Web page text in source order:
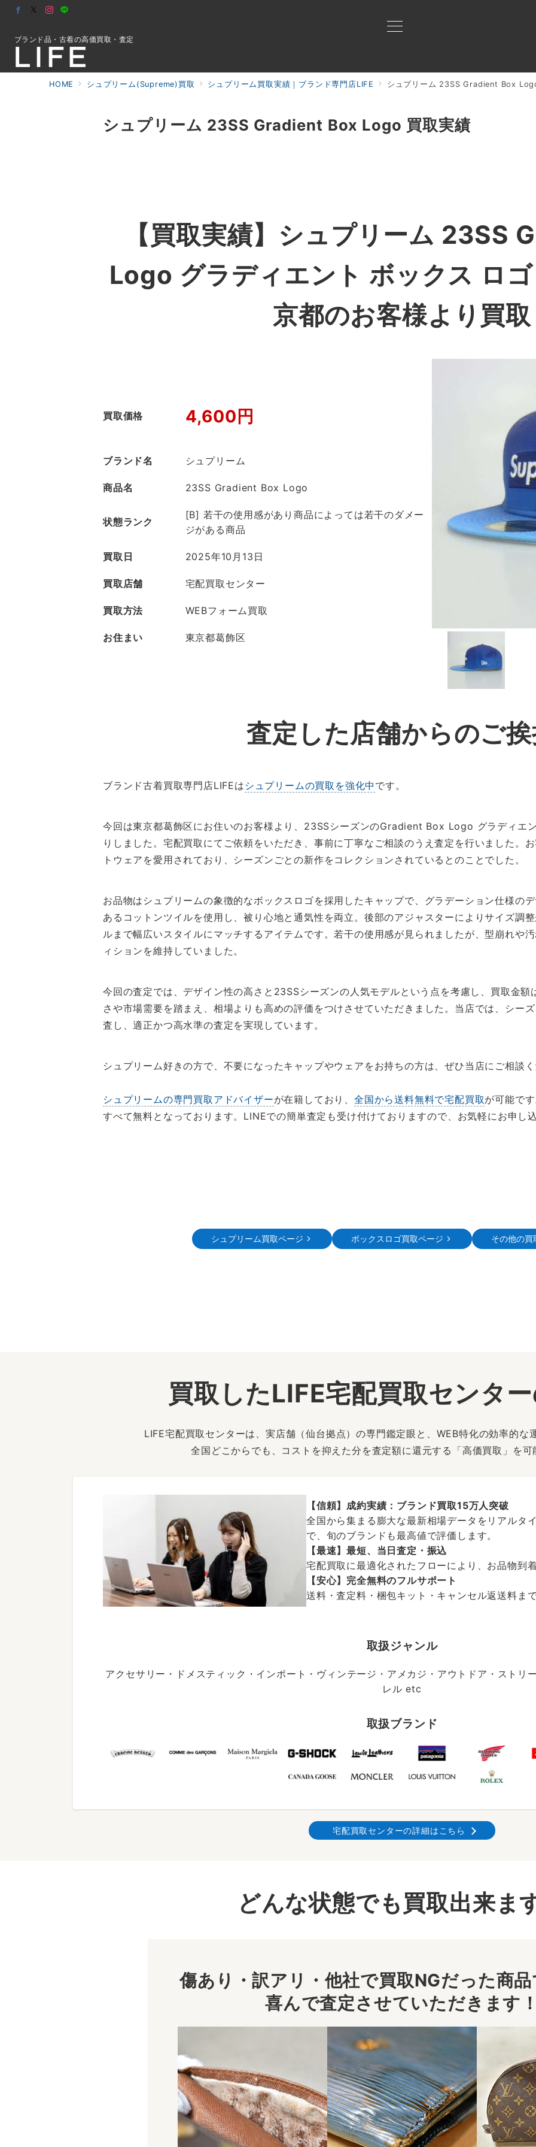
ブランド品・古着の高価買取・査定
HOME シュプリーム(Supreme)買取 シュプリーム買取実績｜ブランド専門店LIFE シュプリーム 23SS Gradient Box
シュプリーム 23SS Gradient Box Logo 買取実績
【買取実績】 シュプリーム 23SS
Logo グラディエント ボックス ロ
京都のお客様より買取
買取価格 4,600円
ブランド名 シュプリーム
商品名 23SS Gradient Box Logo
状態ランク
[B] 若干の使用感があり商品によっては若干のダメー
ジがある商品
買取日 2025年10月13日
買取店舗 宅配買取センター
買取方法 WEBフォーム買取
お住まい 東京都葛飾区
査定した店舗からのご
ブランド古着買取専門店LIFEは シュプリームの買取を強化中 です。
今回は東京都葛飾区にお住いのお客様より、23SSシーズンのGradient Box Logo グラディエ
りしました。宅配買取にてご依頼をいただき、事前に丁寧なご相談のうえ査定を行いました。
トウェアを愛用されており、シーズンごとの新作をコレクションされているとのことでした。
お品物はシュプリームの象徴的なボックスロゴを採用したキャップで、グラデーション仕様の
あるコットンツイルを使用し、被り心地と通気性を両立。後部のアジャスターによりサイズ調
ルまで幅広いスタイルにマッチするアイテムです。若干の使用感が見られましたが、型崩れや
ィションを維持していました。
今回の査定では、デザイン性の高さと23SSシーズンの人気モデルという点を考慮し、買取金額
さや市場需要を踏まえ、相場よりも高めの評価をつけさせていただきました。当店では、シー
査し、適正かつ高水準の査定を実現しています。
シュプリーム好きの方で、不要になったキャップやウェアをお持ちの方は、ぜひ当店にご相談
シュプリームの専門買取アドバイザーが在籍しており、全国から送料無料で宅配買取が可能で
すべて無料となっております。LINEでの簡単査定も受け付けておりますので、お気軽にお申し
シュプリーム買取ページ ボックスロゴ買取ページ その他の買
買取したLIFE宅配買取センタ
LIFE宅配買取センターは、実店舗（仙台拠点）の専門鑑定眼と、WEB特化の効率的な
全国どこからでも、コストを抑えた分を査定額に還元する「高価買取」を
【信頼】成約実績：ブランド買取15万人突破
全国から集まる膨大な最新相場データをリアルタ
で、旬のブランドも最高値で評価します。
【最速】最短、当日査定・振込
宅配買取に最適化されたフローにより、お品物到
【安心】完全無料のフルサポート
送料・査定料・梱包キット・キャンセル返送料ま
取扱ジャンル
アクセサリー・ドメスティック・インポート・ヴィンテージ・アメカジ・アウトドア・ストリ
レル etc
取扱ブランド
宅配買取センターの詳細はこちら
どんな状態でも買取出来ま
傷あり・訳アリ・他社で買取NGだった商
喜んで査定させていただきます